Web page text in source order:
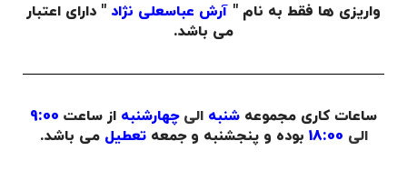
واریزی ها فقط به نام " آرش عباسعلی نژاد " دارای اعتبار
می باشد.
ساعات کاری مجموعه شنبه الی چهارشنبه از ساعت 9:00
الی
بوده و پنجشنبه و جمعهتعطیل می باشد.